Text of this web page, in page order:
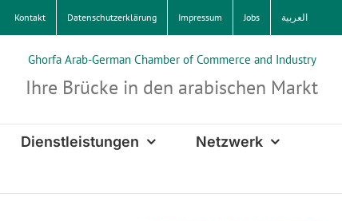
Kontakt Datenschutzerklärung Impressum Jobs العربية
Ghorfa Arab-German Chamber of Commerce and Industry
Ihre Brücke in den arabischen Markt
Dienstleistungen Netzwerk